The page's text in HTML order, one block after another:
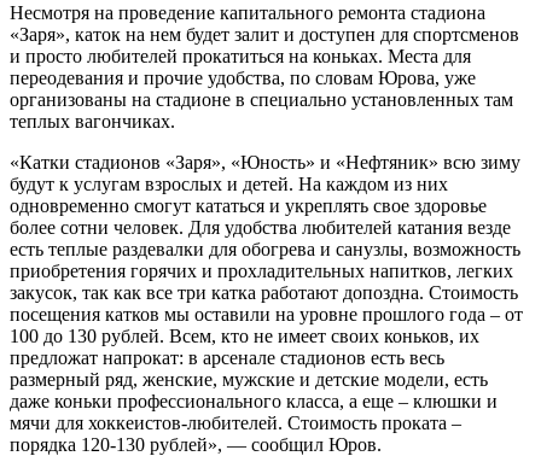
Несмотря на проведение капитального ремонта стадиона
«Заря», каток на нем будет залит и доступен для спортсменов
и просто любителей прокатиться на коньках. Места для
переодевания и прочие удобства, по словам Юрова, уже
организованы на стадионе в специально установленных там
теплых вагончиках.
«Катки стадионов «Заря», «Юность» и «Нефтяник» всю зиму
будут к услугам взрослых и детей. На каждом из них
одновременно смогут кататься и укреплять свое здоровье
более сотни человек. Для удобства любителей катания везде
есть теплые раздевалки для обогрева и санузлы, возможность
приобретения горячих и прохладительных напитков, легких
закусок, так как все три катка работают допоздна. Стоимость
посещения катков мы оставили на уровне прошлого года – от
100 до 130 рублей. Всем, кто не имеет своих коньков, их
предложат напрокат: в арсенале стадионов есть весь
размерный ряд, женские, мужские и детские модели, есть
даже коньки профессионального класса, а еще – клюшки и
мячи для хоккеистов-любителей. Стоимость проката –
порядка 120-130 рублей», — сообщил Юров.